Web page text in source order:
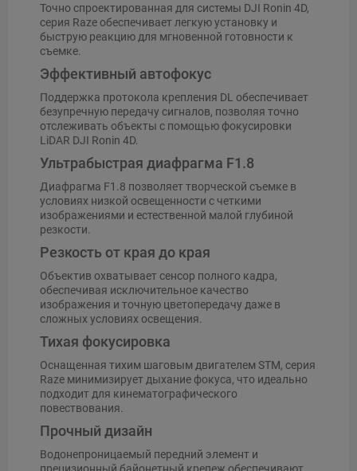
Точно спроектированная для системы DJI Ronin 4D,
серия Raze обеспечивает легкую установку и
быструю реакцию для мгновенной готовности к
съемке.
Эффективный автофокус
Поддержка протокола крепления DL обеспечивает
безупречную передачу сигналов, позволяя точно
отслеживать объекты с помощью фокусировки
LiDAR DJI Ronin 4D.
Ультрабыстрая диафрагма F1.8
Диафрагма F1.8 позволяет творческой съемке в
условиях низкой освещенности с четкими
изображениями и естественной малой глубиной
резкости.
Резкость от края до края
Объектив охватывает сенсор полного кадра,
обеспечивая исключительное качество
изображения и точную цветопередачу даже в
сложных условиях освещения.
Тихая фокусировка
Оснащенная тихим шаговым двигателем STM, серия
Raze минимизирует дыхание фокуса, что идеально
подходит для кинематографического
повествования.
Прочный дизайн
Водонепроницаемый передний элемент и